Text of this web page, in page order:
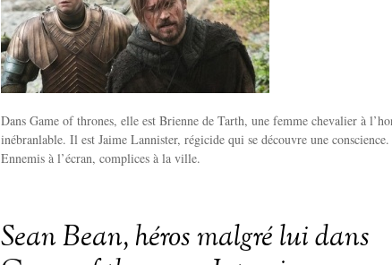
Dans Game of thrones, elle est Brienne de Tarth, une femme chevalier à
inébranlable. Il est Jaime Lannister, régicide qui se découvre une conscience.
Ennemis à l’écran, complices à la ville.
Sean Bean, héros malgré lui dans